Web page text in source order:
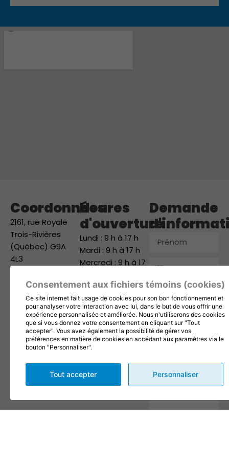
Coordonnées
2161, rue Royale
Trois-Rivières
(Québec) G9A
4L3
info@1001fetes.ca
Suivez-nous
Heures
d'ouverture
Lundi : 9 h à 17 h
Mardi : 9 h à 17 h
Mercredi : 9 h à 17
Jeudi : 9 h à 17 h
Vendredi : 9 h à 17
h
Samedi : 9 h à 12 h
Dimanche : Fermé
Demande
Courriel
Téléphone
Entreprise
Message
Consentement aux fichiers témoins (cookies)
Ce site internet fait usage de cookies pour son bon fonctionnement et
pour analyser votre interaction avec lui, dans le but de vous offrir une
expérience personnalisée et améliorée. Nous n'utiliserons des cookies
que si vous donnez votre consentement en cliquant sur "Tout
accepter". Vous avez également la possibilité de gérer vos
préférences en matière de cookies en accédant aux paramètres via le
bouton "Personnaliser".
Tout accepter Personnaliser